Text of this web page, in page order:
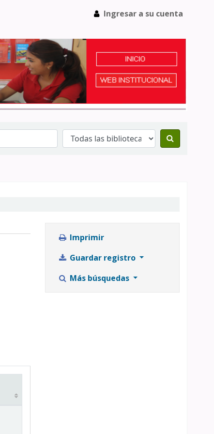
Ingresar a su cuenta
Imprimir
Guardar registro
Más búsquedas